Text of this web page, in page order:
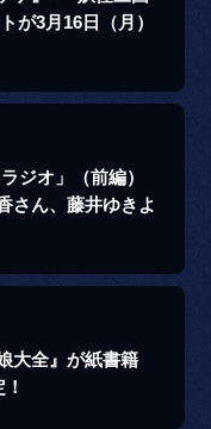
が3月16日（月）
ジオ」（前編）
さん、藤井ゆきよ
大全』が紙書籍